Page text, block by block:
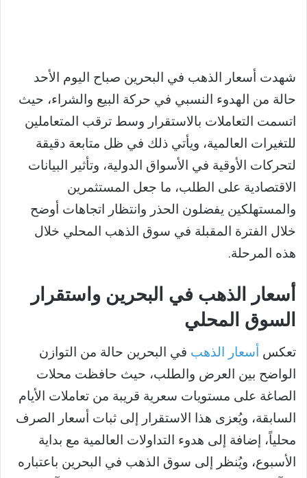
شهدت أسعار الذهب في البحرين صباح اليوم الأحد
حالة من الهدوء النسبي في حركة البيع والشراء، حيث
اتسمت التعاملات بالاستقرار وسط ترقب المتعاملين
للتغيرات العالمية، ويأتي ذلك في ظل متابعة دقيقة
لتحركات الأوقية في الأسواق الدولية، وتأثير البيانات
الاقتصادية على الطلب، ما جعل المستثمرين
والمستهلكين يفضلون الحذر وانتظار اتجاهات أوضح
خلال الفترة المقبلة في سوق الذهب المحلي خلال
هذه المرحلة.
أسعار الذهب في البحرين واستقرار
السوق المحلي
تعكس أسعار الذهب في البحرين حالة من التوازن
الواضح بين العرض والطلب، حيث حافظت محلات
الصاغة على مستويات سعرية قريبة من تعاملات الأيام
السابقة، ويُعزى هذا الاستقرار إلى ثبات أسعار الصرف
محلياً، إضافة إلى هدوء التداولات العالمية مع بداية
الأسبوع، ويُنظر إلى سوق الذهب في البحرين باعتباره